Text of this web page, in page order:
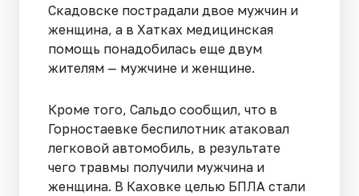
Скадовске пострадали двое мужчин и
женщина, а в Хатках медицинская
помощь понадобилась еще двум
жителям — мужчине и женщине.
Кроме того, Сальдо сообщил, что в
Горностаевке беспилотник атаковал
легковой автомобиль, в результате
чего травмы получили мужчина и
женщина. В Каховке целью БПЛА стали